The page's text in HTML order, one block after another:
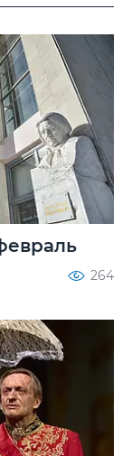
264